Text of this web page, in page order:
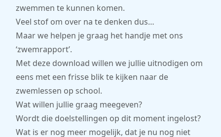
zwemmen te kunnen komen.
Veel stof om over na te denken dus…
Maar we helpen je graag het handje met ons
‘zwemrapport’.
Met deze download willen we jullie uitnodigen om
eens met een frisse blik te kijken naar de
zwemlessen op school.
Wat willen jullie graag meegeven?
Wordt die doelstellingen op dit moment ingelost?
Wat is er nog meer mogelijk, dat je nu nog niet